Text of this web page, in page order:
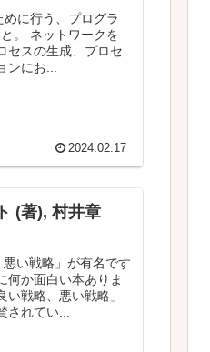
に行う、プログラ
。 ネットワークを
セスの生成、プロセ
にお...
2024.02.17
(著), 村井章
い戦略」が有名です
何か面白い本ありま
戦略、悪い戦略」
れてい...